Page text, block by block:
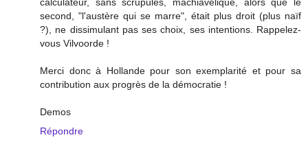
second, "l'austère qui se marre", était plus droit (plus naïf
?), ne dissimulant pas ses choix, ses intentions. Rappelez-
vous Vilvoorde !
Merci donc à Hollande pour son exemplarité et pour sa
contribution aux progrès de la démocratie !
Demos
Répondre